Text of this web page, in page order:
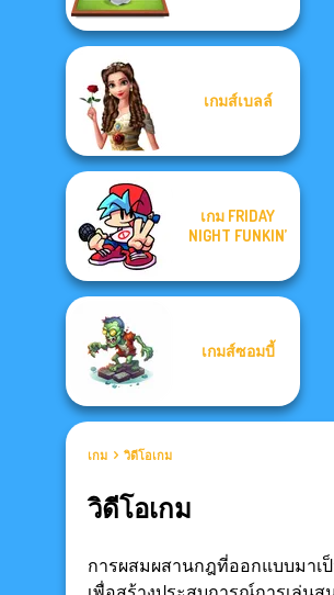
เกมส์เบลล์
เกม FRIDAY
NIGHT FUNKIN’
เกมส์ซอมบี้
เกม วิดีโอเกม
วิดีโอเกม
การผสมผสานกฎที่ออกแบบมาเ